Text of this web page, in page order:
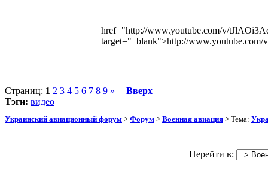
href="http://www.youtube.com/v/
target="_blank">http://
Страниц: 1 2 3 4 5 6 7 8 9 » | Вверх
Тэги: видео
Украинский авиационный форум > Форум > Военная авиация > Тема:
Перейти в: